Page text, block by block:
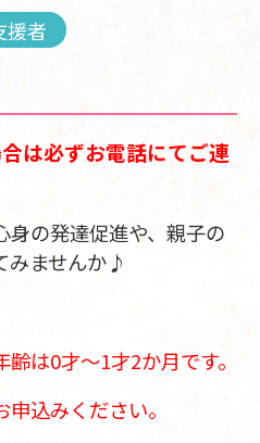
援者
は必ずお電話にてご連
身の発達促進や、親子の
みませんか♪
は0才～1才2か月です。
込みください。